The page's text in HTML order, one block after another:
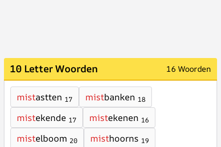
10 Letter Woorden 16 Woorden
mistastten 17 mistbanken 18
mistekende 17 mistekenen 16
mistelboom 20 misthoorns 19